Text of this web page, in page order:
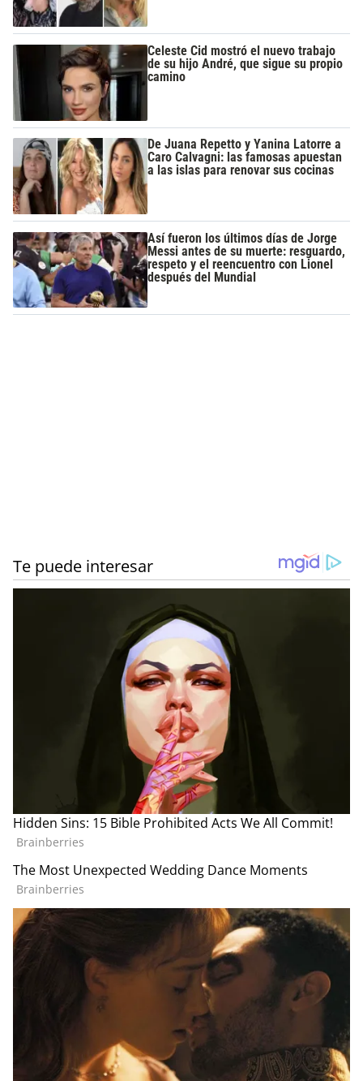
Celeste Cid mostró el nuevo trabajo
de su hijo André, que sigue su propio
camino
De Juana Repetto y Yanina Latorre a
Caro Calvagni: las famosas apuestan
a las islas para renovar sus cocinas
Así fueron los últimos días de Jorge
Messi antes de su muerte: resguardo,
respeto y el reencuentro con Lionel
después del Mundial